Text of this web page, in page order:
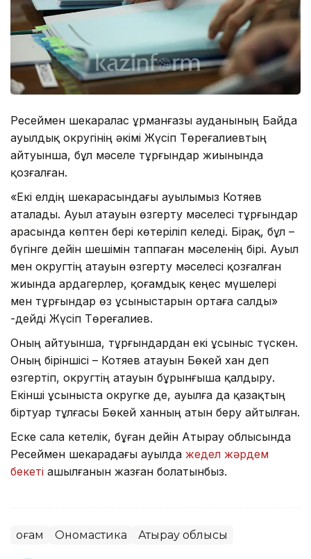
Ресеймен шекаралас Құрманғазы ауданының Байда
ауылдық округiнің әкімі Жүсіп Төреғалиевтың
айтуынша, бұл мәселе тұрғындар жиынында
қозғалған.
«Екі елдің шекарасындағы ауылымыз Котяев
аталады. Ауыл атауын өзгерту мәселесі тұрғындар
арасында көптен бері көтерiлiп келеді. Бірақ, бұл –
бүгінге дейін шешімiн таппаған мәселенің бірі. Ауыл
мен округтiң атауын өзгерту мәселесі қозғалған
жиында ардагерлер, қоғамдық кеңес мүшелері
мен тұрғындар өз ұсыныстарын ортаға салды»
-дейді Жүсіп Төреғалиев.
Оның айтуынша, тұрғындардан екі ұсыныс түскен.
Оның бiрiншici – Котяев атауын Бөкей хан деп
өзгертiп, округтiң атауын бұрынғыша қалдыру.
Екінші ұсыныста округке де, ауылға да қазақтың
бiртуар тұлғасы Бөкей ханның атын беру айтылған.
Еске сала кетелік, бұған дейін Атырау облысында
Ресеймен шекарадағы ауылда жедел жәрдем
бекеті ашылғанын жазған болатынбыз.
Қоғам Ономастика Атырау облысы